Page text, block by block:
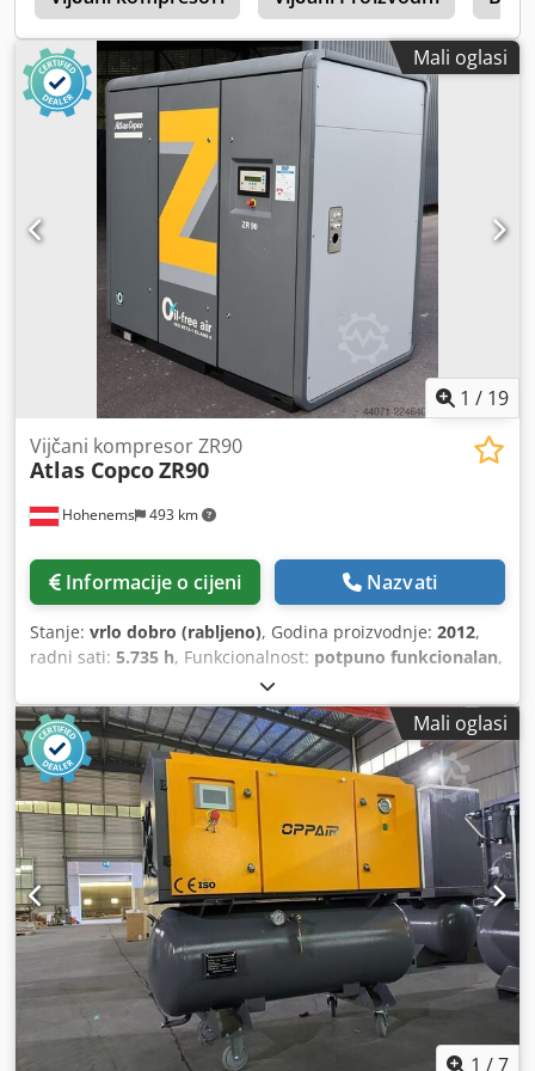
dostupnost: rujan 2026.
Mali oglasi
1 / 19
Hohenems 493 km
Vijčani kompresor ZR90
Atlas CopcoZR90
Informacije o cijeni Nazvati
Stanje: vrlo dobro (rabljeno), Godina proizvodnje: 2012,
radni sati: 5.735 h, Funkcionalnost: potpuno funkcionalan,
Kompresor s vijkom, bez ulja, Atlas Copco ZR90 90 kW
Credpfxszqvvao Agdjf 7,50 bara 14 m3/min Godina
proizvodnje: 2012 Radni sati: 5735
Mali oglasi
1 /7